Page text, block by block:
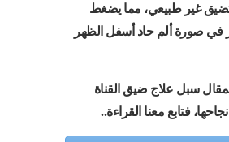
غير طبيعي، مما يضغط
في صورة ألم حاد أسفل الظهر
سبل علاج ضيق القناة
فتابع معنا القراءة..